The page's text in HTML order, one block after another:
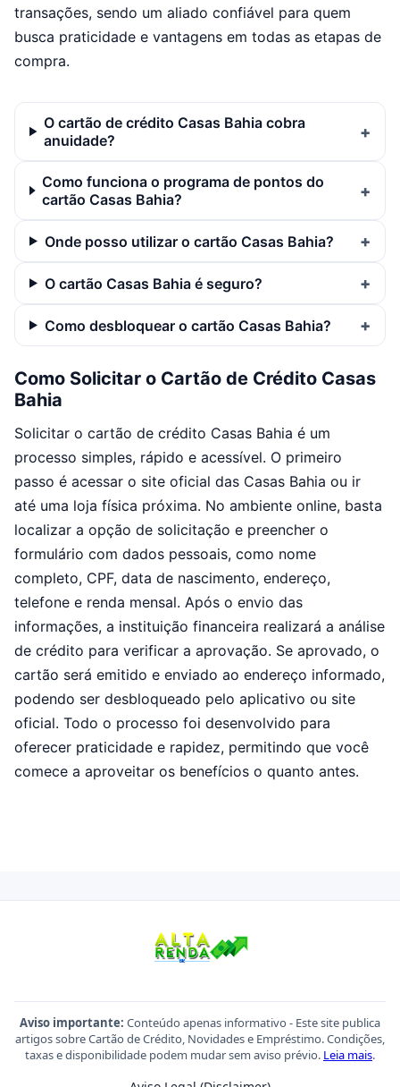
transações, sendo um aliado confiável para quem
busca praticidade e vantagens em todas as etapas de
compra.
O cartão de crédito Casas Bahia cobra
anuidade?
Como funciona o programa de pontos do
cartão Casas Bahia?
Onde posso utilizar o cartão Casas Bahia?
O cartão Casas Bahia é seguro?
Como desbloquear o cartão Casas Bahia?
Como Solicitar o Cartão de Crédito Casas
Bahia
Solicitar o cartão de crédito Casas Bahia é um
processo simples, rápido e acessível. O primeiro
passo é acessar o site oficial das Casas Bahia ou ir
até uma loja física próxima. No ambiente online, basta
localizar a opção de solicitação e preencher o
formulário com dados pessoais, como nome
completo, CPF, data de nascimento, endereço,
telefone e renda mensal. Após o envio das
informações, a instituição financeira realizará a análise
de crédito para verificar a aprovação. Se aprovado, o
cartão será emitido e enviado ao endereço informado,
podendo ser desbloqueado pelo aplicativo ou site
oficial. Todo o processo foi desenvolvido para
oferecer praticidade e rapidez, permitindo que você
comece a aproveitar os benefícios o quanto antes.
Aviso importante: Conteúdo apenas informativo - Este site publica
artigos sobre Cartão de Crédito, Novidades e Empréstimo. Condições,
taxas e disponibilidade podem mudar sem aviso prévio. Leia mais.